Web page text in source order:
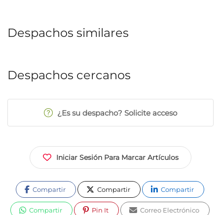
Despachos similares
Despachos cercanos
¿Es su despacho? Solicite acceso
Iniciar Sesión Para Marcar Artículos
Compartir Compartir Compartir
Compartir Pin It Correo Electrónico